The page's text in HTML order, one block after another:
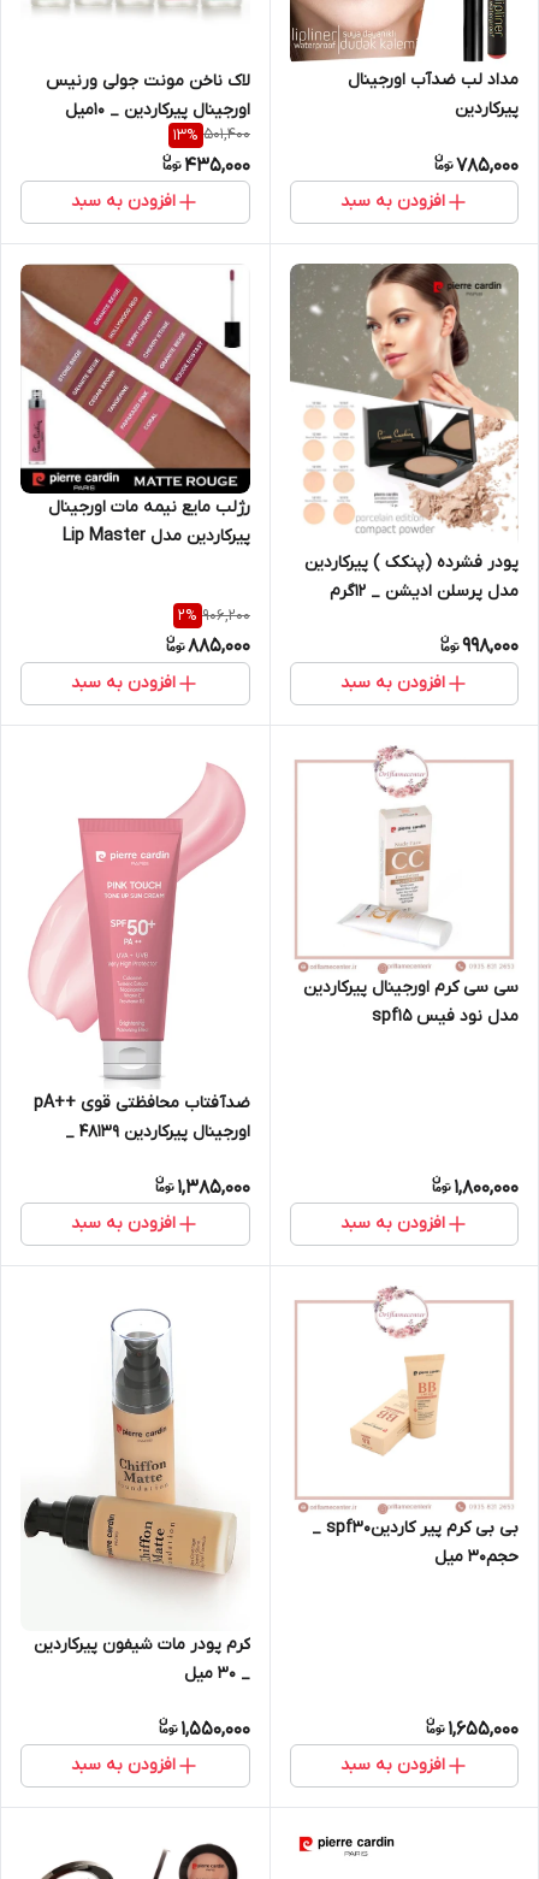
مداد لب ضدآب اورجینال
پیرکاردین
785,000
افزودن به سبد
لاک ناخن مونت جولی ورنیس
اورجینال پیرکاردین _ ۱۰میل
501,400
13%
435,000
افزودن به سبد
پودر فشرده (پنکک ) پیرکاردین
مدل پرسلن ادیشن _ ۱۲گرم
998,000
افزودن به سبد
رژلب مایع نیمه مات اورجینال
پیرکاردین مدل Lip Master
906,200
2%
885,000
افزودن به سبد
سی سی کرم اورجینال پیرکاردین
مدل نود فیس spf15
1,800,000
افزودن به سبد
ضدآفتاب محافظتی قوی ++pA
اورجینال پیرکاردین 48139 _
1,385,000
افزودن به سبد
بی بی کرم پیر کاردینspf30 _
حجم۳۰ میل
1,655,000
افزودن به سبد
کرم پودر مات شیفون پیرکاردین
_ ۳۰ میل
1,550,000
افزودن به سبد